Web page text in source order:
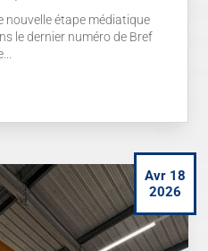
nouvelle étape médiatique
le dernier numéro de Bref
Avr 18
2026